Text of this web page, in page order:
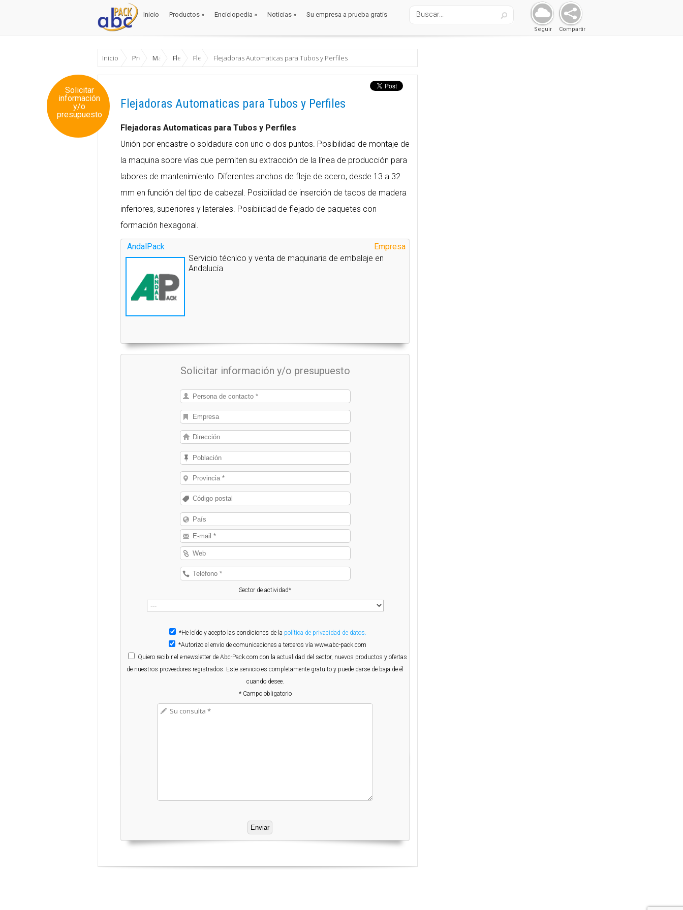
Inicio Productos » Enciclopedia » Noticias » Su empresa a prueba gratis
Compartir
Seguir
Inicio ProductosMáquinas Envase y Embalaje
FlejadorasFlejadoras automaticas
Flejadoras Automaticas para Tubos y Perfiles
Solicitar
información
y/o
presupuesto
Flejadoras Automaticas para Tubos y Perfiles
Flejadoras Automaticas para Tubos y Perfiles
Unión por encastre o soldadura con uno o dos puntos. Posibilidad de montaje de
la maquina sobre vías que permiten su extracción de la línea de producción para
labores de mantenimiento. Diferentes anchos de fleje de acero, desde 13 a 32
mm en función del tipo de cabezal. Posibilidad de inserción de tacos de madera
inferiores, superiores y laterales. Posibilidad de flejado de paquetes con
formación hexagonal.
Empresa
AndalPack
Servicio técnico y venta de maquinaria de embalaje en
Andalucia
Solicitar información y/o presupuesto
Sector de actividad*
*He leído y acepto las condiciones de la política de privacidad de datos.
*Autorizo el envío de comunicaciones a terceros vía www.abc-pack.com
Quiero recibir el e-newsletter de Abc-Pack.com con la actualidad del sector, nuevos productos y ofertas
de nuestros proveedores registrados. Este servicio es completamente gratuito y puede darse de baja de él
cuando desee.
* Campo obligatorio